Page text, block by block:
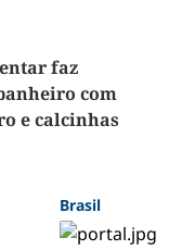
faz
com
e calcinhas
Brasil